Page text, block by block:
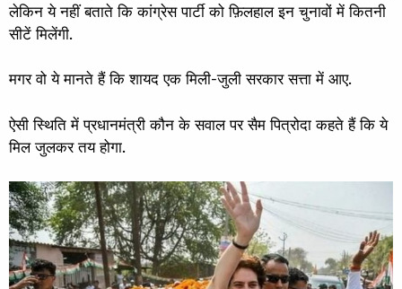
लेकिन ये नहीं बताते कि कांग्रेस पार्टी को फ़िलहाल इन चुनावों में कितनी
सीटें मिलेंगी.
मगर वो ये मानते हैं कि शायद एक मिली-जुली सरकार सत्ता में आए.
ऐसी स्थिति में प्रधानमंत्री कौन के सवाल पर सैम पित्रोदा कहते हैं कि ये
मिल जुलकर तय होगा.